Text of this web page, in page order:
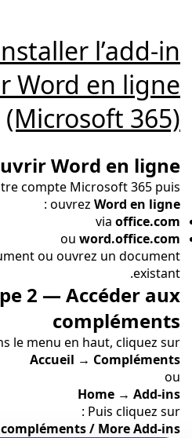
l’add-in
Word en ligne
(Microsoft 365)
Word en ligne
compte Microsoft 365 puis
ouvrezWord en ligne
:
viaoffice.com
ouword.office.com
ou ouvrez un document
existant.
2 — Accéder aux
compléments
le menu en haut, cliquez sur :
Accueil → Compléments
ou
Home → Add-ins
Puis cliquez sur :
compléments / More Add-ins